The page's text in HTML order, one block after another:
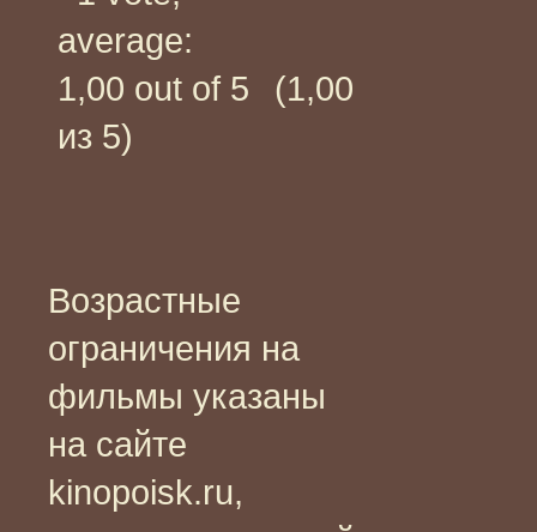
(1,00
из 5)
Возрастные
ограничения на
фильмы указаны
на сайте
kinopoisk.ru,